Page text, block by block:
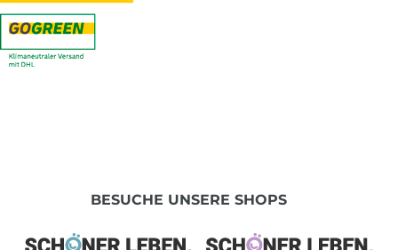
BESUCHE UNSERE SHOPS